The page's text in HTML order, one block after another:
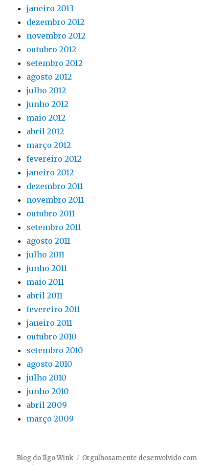
janeiro 2013
dezembro 2012
novembro 2012
outubro 2012
setembro 2012
agosto 2012
julho 2012
junho 2012
maio 2012
abril 2012
março 2012
fevereiro 2012
janeiro 2012
dezembro 2011
novembro 2011
outubro 2011
setembro 2011
agosto 2011
julho 2011
junho 2011
maio 2011
abril 2011
fevereiro 2011
janeiro 2011
outubro 2010
setembro 2010
agosto 2010
julho 2010
junho 2010
abril 2009
março 2009
Blog do Ilgo Wink
Orgulhosamente desenvolvido com